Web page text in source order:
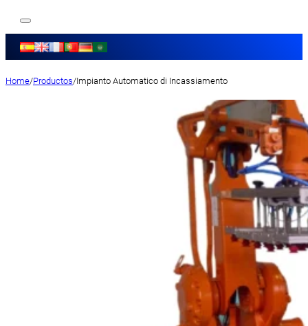
Home/Productos/Impianto Automatico di Incassiamento